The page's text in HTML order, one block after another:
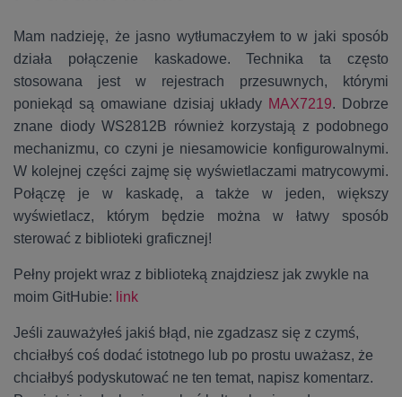
Mam nadzieję, że jasno wytłumaczyłem to w jaki sposób
działa połączenie kaskadowe. Technika ta często
stosowana jest w rejestrach przesuwnych, którymi
poniekąd są omawiane dzisiaj układy MAX7219. Dobrze
znane diody WS2812B również korzystają z podobnego
mechanizmu, co czyni je niesamowicie konfigurowalnymi.
W kolejnej części zajmę się wyświetlaczami matrycowymi.
Połączę je w kaskadę, a także w jeden, większy
wyświetlacz, którym będzie można w łatwy sposób
sterować z biblioteki graficznej!
Pełny projekt wraz z biblioteką znajdziesz jak zwykle na
moim GitHubie: link
Jeśli zauważyłeś jakiś błąd, nie zgadzasz się z czymś,
chciałbyś coś dodać istotnego lub po prostu uważasz, że
chciałbyś podyskutować ne ten temat, napisz komentarz.